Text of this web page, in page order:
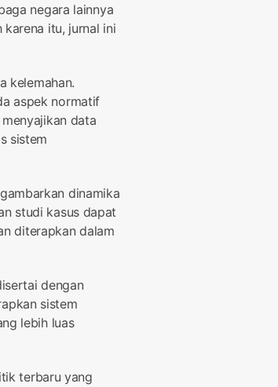
negara lainnya
itu, jurnal ini
kelemahan.
aspek normatif
data
sistem
dinamika
studi kasus dapat
diterapkan dalam
dengan
sistem
lebih luas
terbaru yang